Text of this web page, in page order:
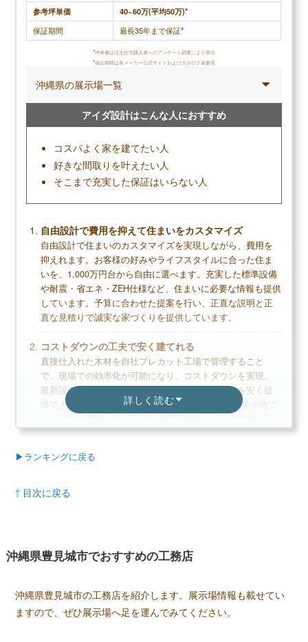
フランチャイズ展開しており工務店によりサー
ビスに差がある
設立が浅く、施工実績が比較的少ない
無料+3分で完了
【LIFULL公式】
カタログを一括で取り寄せる
カタログ請求が理想の家づくりの第一歩
家のイメージづくりから始めよう
クレバリーホームの読まれている記事
▶クレバリーホーム評判は？建てた人に聞きました
▶ クレバリーホームの坪単価はいくら？
▶クレバリーホームで建てて後悔した点、良かった点
は？
詳しく読む
参考坪単価
40~60万(平均50万)*
保証期間
最長35年まで保証*
*坪単価は注文住宅購入者へのアンケート調査により算出
*保証期間は各メーカー公式サイトおよびカタログ値参照
沖縄県の展示場一覧
アイダ設計はこんな人におすすめ
コスパよく家を建てたい人
好きな間取りを叶えたい人
そこまで充実した保証はいらない人
自由設計で費用を抑えて住まいをカスタマイズ
自由設計で住まいのカスタマイズを実現しながら、費用を
抑えれます。お客様の好みやライフスタイルに合った住ま
いを、1,000万円台から自由に選べます。充実した標準設備
や耐震・省エネ・ZEH仕様など、住まいに必要な情報も提供
しています。予算に合わせた提案を行い、正直な説明と正
直な見積りで誠実な家づくりを提供しています。
コストダウンの工夫で安く建てれる
直接仕入れた木材を自社プレカット工場で管理すること
で、現場での効率化が可能になり、コストダウンを実現。
最新設備を一括で大量に仕入することで、住まいを安く提
供できます。年間2,000棟以上の設計実績があり、狭小地で
くなることはありません。
ZEH住宅「ブラーボゼネクト」で、住み心地を体感
日の宿泊体験が可能です。実際の間取りを確認したり設備
ランニングにより環境にも、家計にもやさしい住まいを提
供し、省エネルギーによる環境負荷削減の推進に力を入れ
＼アイダ設計の口コミ評判／
▶ランキングに戻る
⇧ 目次に戻る
沖縄県豊見城市でおすすめの工務店
沖縄県豊見城市の工務店を紹介します。展示場情報も載せてい
ますので、ぜひ展示場へ足を運んでみてください。